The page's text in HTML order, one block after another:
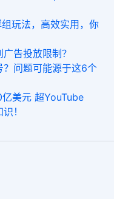
玩法，高效实用，你
告投放限制？
问题可能源于这6个
美元 超YouTube
！